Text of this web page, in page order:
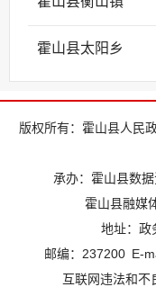
霍山县太阳乡
版权所有：霍山县人民
承办：霍山县数
霍山县融媒
地址：政
邮编：237200 E-
互联网违法和不